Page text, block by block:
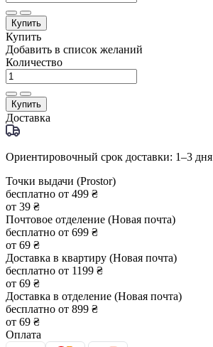
Купить
Купить
Добавить в список желаний
Количество
Купить
Доставка
Ориентировочный срок доставки: 1–3 дня
Точки выдачи (Prostor)
бесплатно от 499 ₴
от 39 ₴
Почтовое отделение (Новая почта)
бесплатно от 699 ₴
от 69 ₴
Доставка в квартиру (Новая почта)
бесплатно от 1199 ₴
от 69 ₴
Доставка в отделение (Новая почта)
бесплатно от 899 ₴
от 69 ₴
Оплата